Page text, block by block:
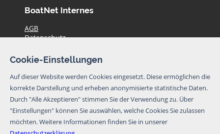
BoatNet Internes
AGB
Datenschutz
Impressum
Preise
Kontakt
Aktuelle Yachtangebote
© BoatNet 1996-2026
Newsletter
Cookie-Einstellungen
Auf dieser Website werden Cookies eingesetzt. Diese ermöglichen die
korrekte Darstellung und erheben anonymisierte statistische Daten.
Durch "Alle Akzeptieren" stimmen Sie der Verwendung zu. Über
"Einstellungen" können Sie auswählen, welche Cookies Sie zulassen
möchten.Weitere Informationen finden Sie in unserer